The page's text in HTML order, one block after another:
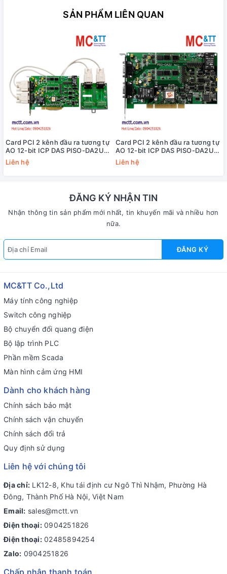
SẢN PHẨM LIÊN QUAN
Card PCI 2 kênh đầu ra tương tự
AO 12-bit ICP DAS PISO-DA2U/S
CR
Liên hệ
Card PCI 2 kênh đầu ra tương tự
AO 12-bit ICP DAS PISO-DA2U
CR
Liên hệ
ĐĂNG KÝ NHẬN TIN
Nhận thông tin sản phẩm mới nhất, tin khuyến mãi và nhiều hơn
nữa.
ĐĂNG KÝ
MC&TT Co.,Ltd
Máy tính công nghiệp
Switch công nghiệp
Bộ chuyển đổi quang điện
Bộ lập trình PLC
Phần mềm Scada
Màn hình cảm ứng HMI
Dành cho khách hàng
Chính sách bảo mật
Chính sách vận chuyển
Chính sách đổi trả
Quy định sử dụng
Liên hệ với chúng tôi
Địa chỉ: LK12-8, Khu tái định cư Ngô Thì Nhậm, Phường Hà
Đông, Thành Phố Hà Nội, Việt Nam
Email: sales@mctt.vn
Điện thoại: 0904251826
Điện thoại: 02485894254
Zalo: 0904251826
Chấp nhận thanh toán